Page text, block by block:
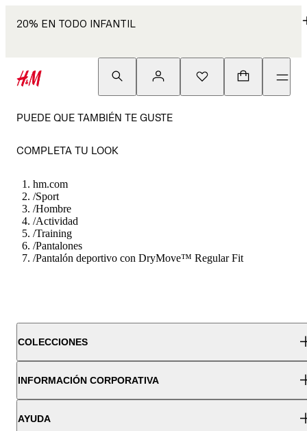
20% EN TODO INFANTIL
PUEDE QUE TAMBIÉN TE GUSTE
COMPLETA TU LOOK
hm.com
/Sport
/Hombre
/Actividad
/Training
/Pantalones
/Pantalón deportivo con DryMove™ Regular Fit
COLECCIONES
INFORMACIÓN CORPORATIVA
AYUDA